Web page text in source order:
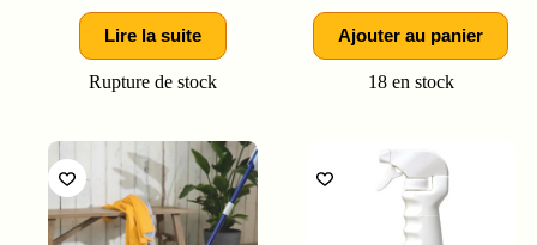
Lire la suite
Rupture de stock
Ajouter au panier
18 en stock